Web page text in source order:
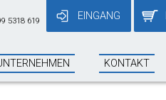
5318 619
EINGANG
KONTAKT